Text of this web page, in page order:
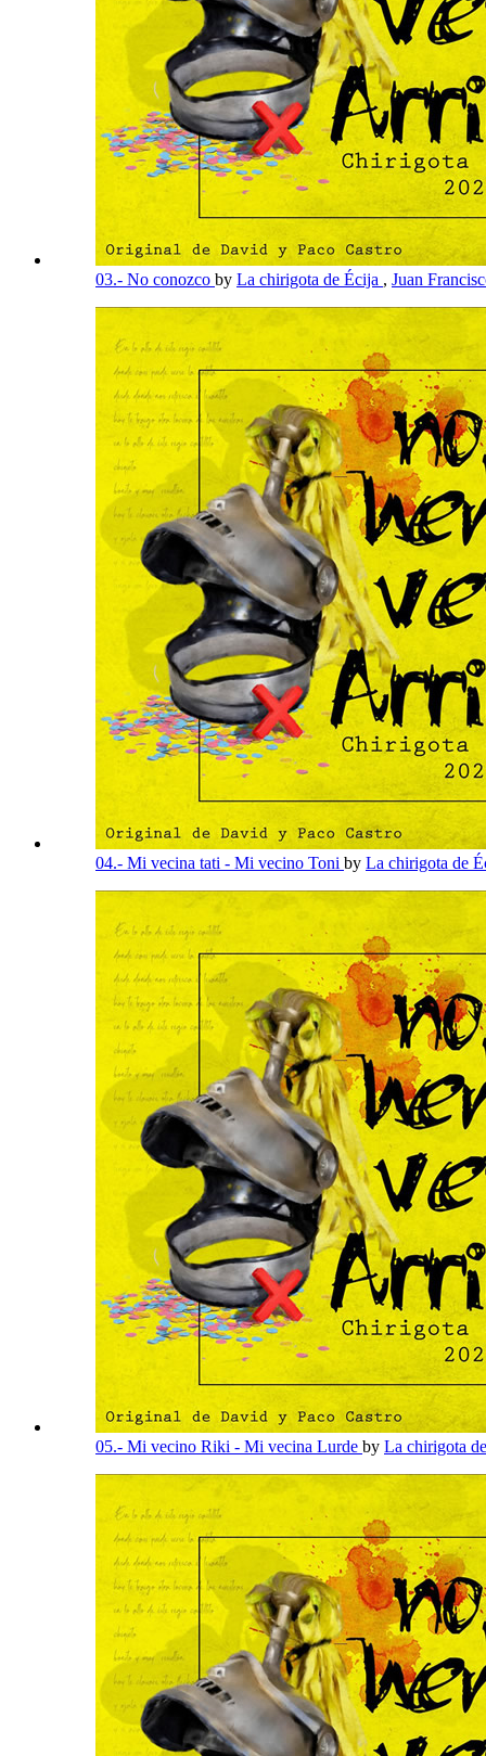
03.- No conozco by La chirigota de Écija , Juan
04.- Mi vecina tati - Mi vecino Toni by La chirigota de
05.- Mi vecino Riki - Mi vecina Lurde by La chirigota